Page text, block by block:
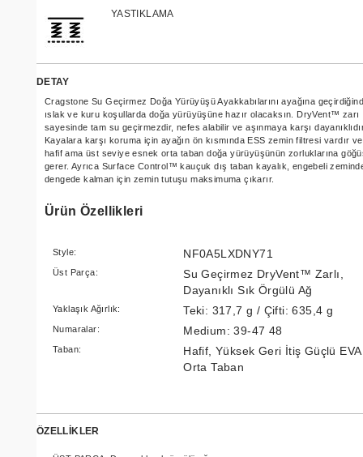
YASTIKLAMA
DETAY
Cragstone Su Geçirmez Doğa Yürüyüşü Ayakkabılarını ayağına
ıslak ve kuru koşullarda doğa yürüyüşüne hazır olacaksın. DryVent™ zarı
sayesinde tam su geçirmezdir, nefes alabilir ve aşınmaya karşı
Kayalara karşı koruma için ayağın ön kısmında ESS zemin filtresi vardır ve
hafif ama üst seviye esnek orta taban doğa yürüyüşünün zorluklarına
gerer. Ayrıca Surface Control™ kauçuk dış taban kayalık, engebeli
dengede kalman için zemin tutuşu maksimuma çıkarır.
Ürün Özellikleri
Style: NF0A5LXDNY71
Üst Parça:
Su Geçirmez DryVent™ Zarlı,
Dayanıklı Sık Örgülü Ağ
Yaklaşık Ağırlık: Teki: 317,7 g / Çifti: 635,4 g
Numaralar: Medium: 39-47 48
Taban:
Hafif, Yüksek Geri İtiş Güçlü EVA
Orta Taban
ÖZELLİKLER